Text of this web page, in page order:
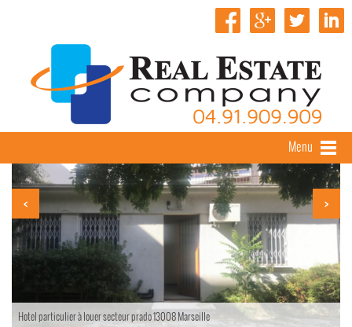
Menu
Hotel particulier à louer secteur prado 13008 Marseille
< >